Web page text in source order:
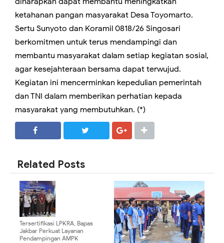
ketahanan pangan masyarakat Desa Toyomarto.
Sertu Sunyoto dan Koramil 0818/26 Singosari
berkomitmen untuk terus mendampingi dan
membantu masyarakat dalam setiap kegiatan sosial,
agar kesejahteraan bersama dapat terwujud.
Kegiatan ini mencerminkan kepedulian pemerintah
dan TNI dalam memberikan perhatian kepada
masyarakat yang membutuhkan. (*)
Related Posts
Tersertifikasi LPKRA, Bapas
Jakbar Perkuat Layanan
Pendampingan AMPK